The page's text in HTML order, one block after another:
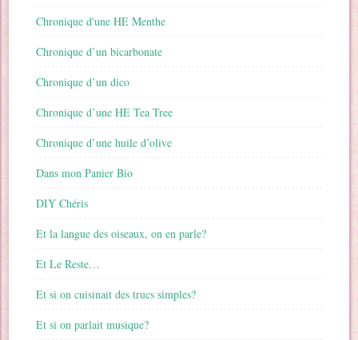
Chronique d'une HE Menthe
Chronique d’un bicarbonate
Chronique d’un dico
Chronique d’une HE Tea Tree
Chronique d’une huile d’olive
Dans mon Panier Bio
DIY Chéris
Et la langue des oiseaux, on en parle?
Et Le Reste…
Et si on cuisinait des trucs simples?
Et si on parlait musique?